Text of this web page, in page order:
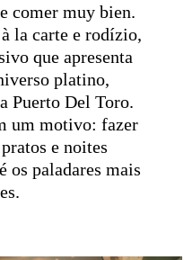
comer muy bien.
la carte e rodízio,
que apresenta
platino,
Puerto Del Toro.
um motivo: fazer
e noites
os paladares mais